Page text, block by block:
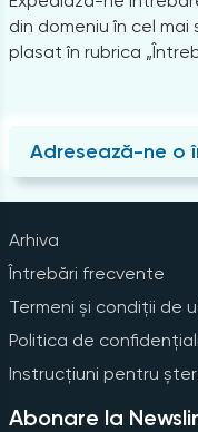
din domeniu în cel
plasat în rubrica
Adresează-ne o
Arhiva
Întrebări frecvente
Termeni și condiții de
Politica de
Instrucțiuni pentru
Abonare la